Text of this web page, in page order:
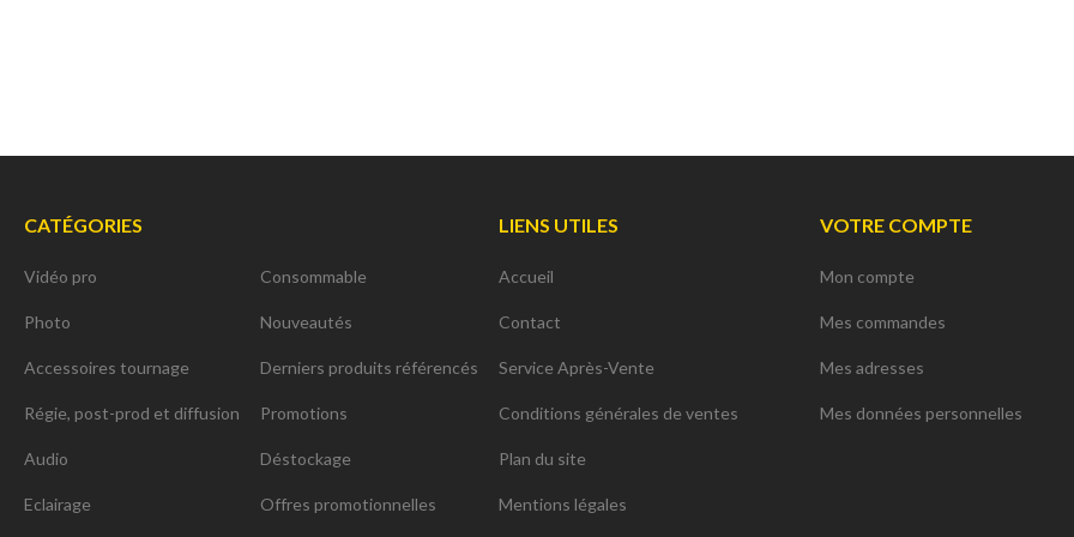
CATÉGORIES
Vidéo pro
Photo
Accessoires tournage
Régie, post-prod et diffusion
Audio
Eclairage
Consommable
Nouveautés
Derniers produits référencés
Promotions
Déstockage
Offres promotionnelles
LIENS UTILES
Accueil
Contact
Service Après-Vente
Conditions générales de ventes
Plan du site
Mentions légales
VOTRE COMPTE
Mon compte
Mes commandes
Mes adresses
Mes données personnelles